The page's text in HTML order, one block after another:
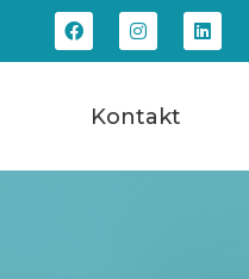
Kontakt